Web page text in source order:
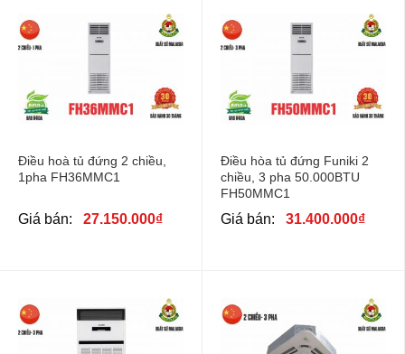
Điều hoà tủ đứng 2 chiều,
1pha FH36MMC1
Giá bán: 27.150.000₫
Điều hòa tủ đứng Funiki 2
chiều, 3 pha 50.000BTU
FH50MMC1
Giá bán: 31.400.000₫